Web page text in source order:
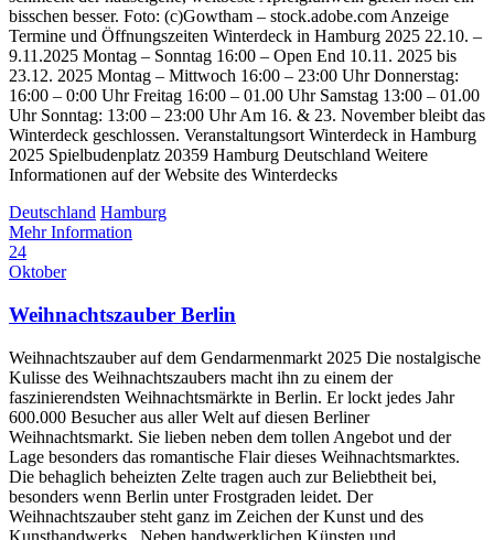
bisschen besser. Foto: (c)Gowtham – stock.adobe.com Anzeige
Termine und Öffnungszeiten Winterdeck in Hamburg 2025 22.10. –
9.11.2025 Montag – Sonntag 16:00 – Open End 10.11. 2025 bis
23.12. 2025 Montag – Mittwoch 16:00 – 23:00 Uhr Donnerstag:
16:00 – 0:00 Uhr Freitag 16:00 – 01.00 Uhr Samstag 13:00 – 01.00
Uhr Sonntag: 13:00 – 23:00 Uhr Am 16. & 23. November bleibt das
Winterdeck geschlossen. Veranstaltungsort Winterdeck in Hamburg
2025 Spielbudenplatz 20359 Hamburg Deutschland Weitere
Informationen auf der Website des Winterdecks
Deutschland Hamburg
Mehr Information
24
Oktober
Weihnachtszauber Berlin
Weihnachtszauber auf dem Gendarmenmarkt 2025 Die nostalgische
Kulisse des Weihnachtszaubers macht ihn zu einem der
faszinierendsten Weihnachtsmärkte in Berlin. Er lockt jedes Jahr
600.000 Besucher aus aller Welt auf diesen Berliner
Weihnachtsmarkt. Sie lieben neben dem tollen Angebot und der
Lage besonders das romantische Flair dieses Weihnachtsmarktes.
Die behaglich beheizten Zelte tragen auch zur Beliebtheit bei,
besonders wenn Berlin unter Frostgraden leidet. Der
Weihnachtszauber steht ganz im Zeichen der Kunst und des
Kunsthandwerks. Neben handwerklichen Künsten und